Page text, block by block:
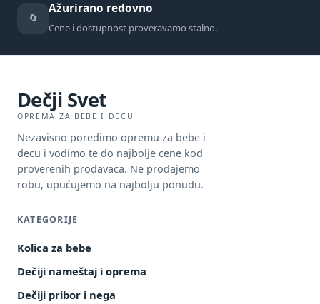
🔄
Ažurirano redovno
Cene i dostupnost proveravamo stalno.
Dečji Svet
OPREMA ZA BEBE I DECU
Nezavisno poredimo opremu za bebe i
decu i vodimo te do najbolje cene kod
proverenih prodavaca. Ne prodajemo
robu, upućujemo na najbolju ponudu.
KATEGORIJE
Kolica za bebe
Dečiji nameštaj i oprema
Dečiji pribor i nega